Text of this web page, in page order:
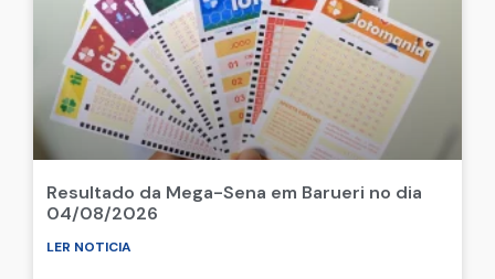
EVENTOS
Resultado da Mega-Sena em Barueri no dia
04/08/2026